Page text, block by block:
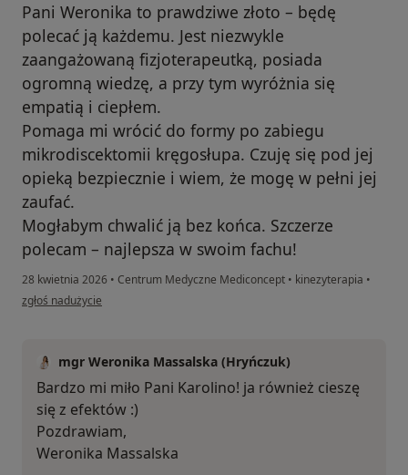
Pani Weronika to prawdziwe złoto – będę
polecać ją każdemu. Jest niezwykle
zaangażowaną fizjoterapeutką, posiada
ogromną wiedzę, a przy tym wyróżnia się
empatią i ciepłem.
Pomaga mi wrócić do formy po zabiegu
mikrodiscektomii kręgosłupa. Czuję się pod jej
opieką bezpiecznie i wiem, że mogę w pełni jej
zaufać.
Mogłabym chwalić ją bez końca. Szczerze
polecam – najlepsza w swoim fachu!
28 kwietnia 2026 • Centrum Medyczne Mediconcept • kinezyterapia •
w opinii użytkownika Karolina
zgłoś nadużycie
mgr Weronika Massalska (Hryńczuk)
Bardzo mi miło Pani Karolino! ja również cieszę
się z efektów :)
Pozdrawiam,
Weronika Massalska